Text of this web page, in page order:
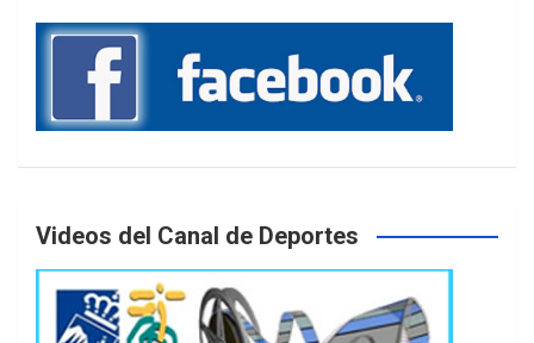
Videos del Canal de Deportes